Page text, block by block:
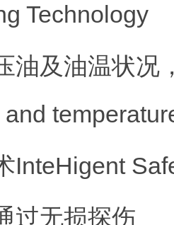
Technology
油及油温状况
InteHigent
过无损探伤